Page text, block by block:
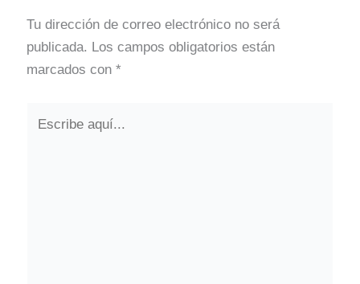
Tu dirección de correo electrónico no será
publicada. Los campos obligatorios están
marcados con*